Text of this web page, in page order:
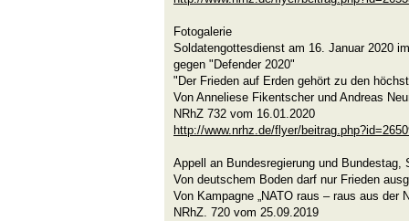
Fotogalerie
Soldatengottesdienst am 16. Januar 2020
gegen "Defender 2020"
"Der Frieden auf Erden gehört zu den
Von Anneliese Fikentscher und Andreas
NRhZ 732 vom 16.01.2020
http://www.nrhz.de/flyer/
Appell an Bundesregierung und Bundestag,
Von deutschem Boden darf nur Frieden
Von Kampagne „NATO raus – raus aus der
NRhZ. 720 vom 25.09.2019